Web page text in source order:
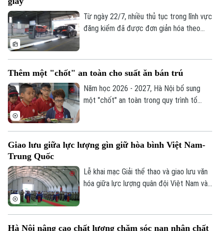
Từ ngày 22/7, nhiều thủ tục trong lĩnh vực
đăng kiểm đã được đơn giản hóa theo
giảm hồ sơ giấy mà còn rút ngắn thời gian
làm thủ tục, mang lại nhiều thuận lợi cho
người dân và doanh nghiệp.
Thêm một "chốt" an toàn cho suất ăn bán trú
Năm học 2026 - 2027, Hà Nội bổ sung
một "chốt" an toàn trong quy trình tổ
đơn vị cung cấp suất ăn, nhằm tăng
chặt chẽ chất lượng bữa ăn học đường.
Giao lưu giữa lực lượng gìn giữ hòa bình Việt Nam-
Trung Quốc
Lễ khai mạc Giải thể thao và giao lưu văn
hóa giữa lực lượng quân đội Việt Nam và
Hà Nội nâng cao chất lượng chăm sóc nạn nhân chất